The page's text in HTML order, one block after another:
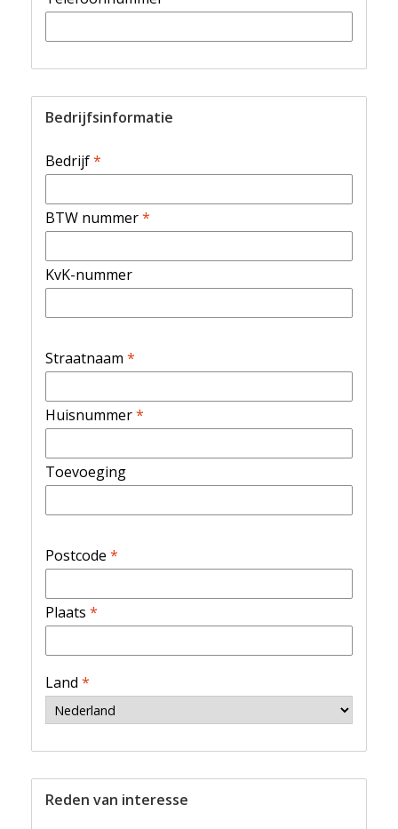
Bedrijfsinformatie
Bedrijf*
BTW nummer*
KvK-nummer
Straatnaam *
Huisnummer*
Toevoeging
Postcode *
Plaats *
Land *
Reden van interesse